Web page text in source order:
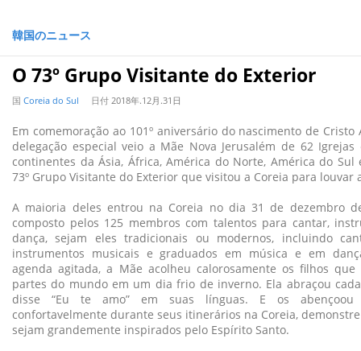
韓国のニュース
O 73º Grupo Visitante do Exterior
国 Coreia do Sul 日付 2018年.12月.31日
Em comemoração ao 101º aniversário do nascimento de
delegação especial veio a Mãe Nova Jerusalém de 62
continentes da Ásia, África, América do Norte, América do Sul
73º Grupo Visitante do Exterior que visitou a Coreia para louvar
A maioria deles entrou na Coreia no dia 31 de dezembro
composto pelos 125 membros com talentos para cantar,
dança, sejam eles tradicionais ou modernos, incluindo
instrumentos musicais e graduados em música e em
agenda agitada, a Mãe acolheu calorosamente os filhos
partes do mundo em um dia frio de inverno. Ela abraçou
disse “Eu te amo” em suas línguas. E os
confortavelmente durante seus itinerários na Coreia,
sejam grandemente inspirados pelo Espírito Santo.